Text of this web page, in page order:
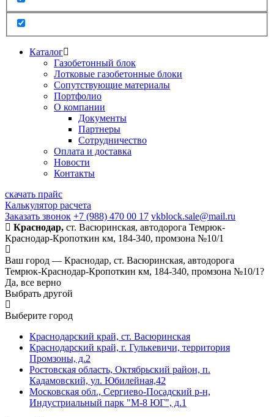
Каталог
Газобетонный блок
Лотковые газобетонные блоки
Сопутствующие материалы
Портфолио
О компании
Документы
Партнеры
Сотрудничество
Оплата и доставка
Новости
Контакты
скачать прайс
Калькулятор расчета
Заказать звонок +7 (988) 470 00 17 vkblock.sale@mail.ru
Краснодар, ст. Васюринская, автодорога Темрюк-
Краснодар-Кропоткин км, 184-340, промзона №10/1
Ваш город — Краснодар, ст. Васюринская, автодорога
Темрюк-Краснодар-Кропоткин км, 184-340, промзона №10/1?
Да, все верно
Выбрать другой
Выберите город
Краснодарский край, ст. Васюринская
Краснодарский край, г. Гулькевичи, территория
Промзоны, д.2
Ростовская область, Октябрьский район, п.
Кадамовский, ул. Юбилейная,42
Московская обл., Сергиево-Посадский р-н,
Индустриальный парк "М-8 ЮГ", д.1